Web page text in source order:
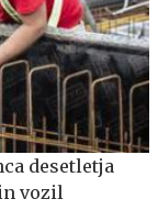
desetletja
vozil